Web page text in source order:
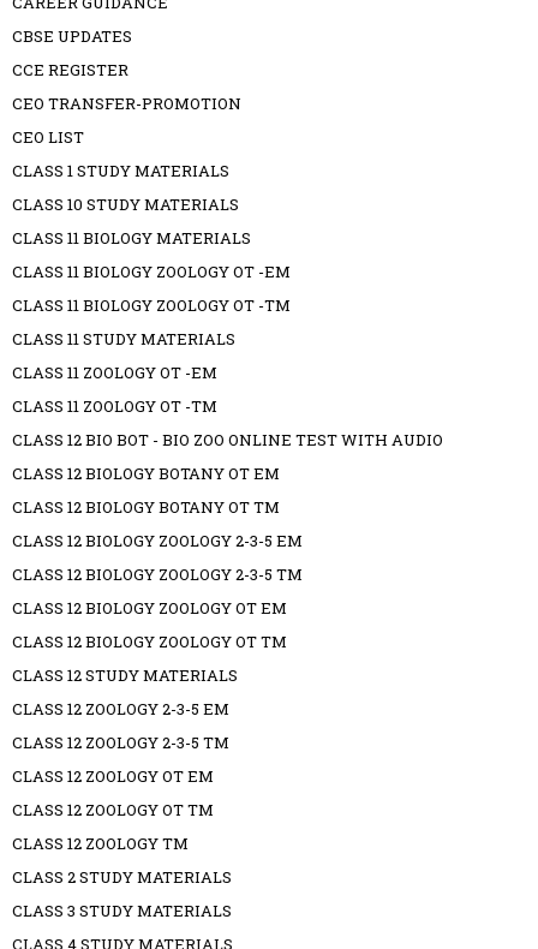
CBSE UPDATES
CCE REGISTER
CEO TRANSFER-PROMOTION
CEO LIST
CLASS 1 STUDY MATERIALS
CLASS 10 STUDY MATERIALS
CLASS 11 BIOLOGY MATERIALS
CLASS 11 BIOLOGY ZOOLOGY OT -EM
CLASS 11 BIOLOGY ZOOLOGY OT -TM
CLASS 11 STUDY MATERIALS
CLASS 11 ZOOLOGY OT -EM
CLASS 11 ZOOLOGY OT -TM
CLASS 12 BIO BOT - BIO ZOO ONLINE TEST WITH AUDIO
CLASS 12 BIOLOGY BOTANY OT EM
CLASS 12 BIOLOGY BOTANY OT TM
CLASS 12 BIOLOGY ZOOLOGY 2-3-5 EM
CLASS 12 BIOLOGY ZOOLOGY 2-3-5 TM
CLASS 12 BIOLOGY ZOOLOGY OT EM
CLASS 12 BIOLOGY ZOOLOGY OT TM
CLASS 12 STUDY MATERIALS
CLASS 12 ZOOLOGY 2-3-5 EM
CLASS 12 ZOOLOGY 2-3-5 TM
CLASS 12 ZOOLOGY OT EM
CLASS 12 ZOOLOGY OT TM
CLASS 12 ZOOLOGY TM
CLASS 2 STUDY MATERIALS
CLASS 3 STUDY MATERIALS
CLASS 4 STUDY MATERIALS